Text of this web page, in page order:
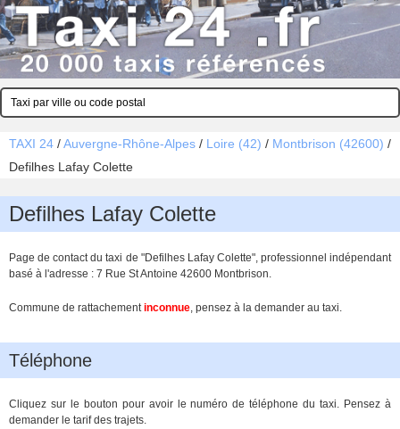
TAXI 24 /Auvergne-Rhône-Alpes / Loire (42) / Montbrison (42600) /
Defilhes Lafay Colette
Defilhes Lafay Colette
Page de contact du taxi de "Defilhes Lafay Colette", professionnel indépendant
basé à l'adresse : 7 Rue St Antoine 42600 Montbrison.
Commune de rattachementinconnue, pensez à la demander au taxi.
Téléphone
Cliquez sur le bouton pour avoir le numéro de téléphone du taxi. Pensez à
demander le tarif des trajets.